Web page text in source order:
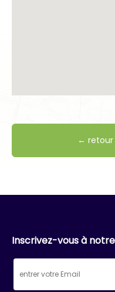
← retour
Inscrivez-vous à